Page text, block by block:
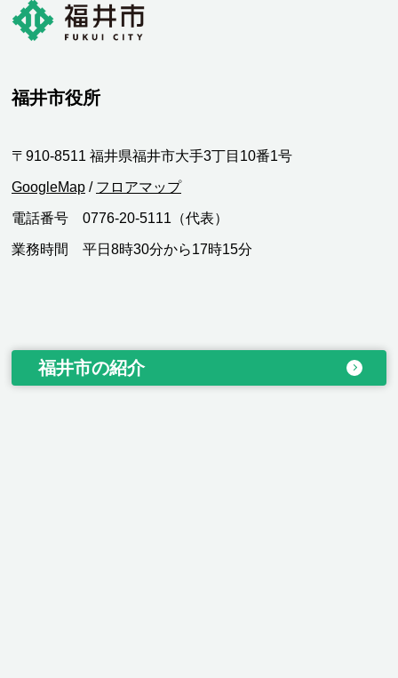
福井市役所
〒910-8511 福井県福井市大手3丁目10番1号
GoogleMap / フロアマップ
電話番号 0776-20-5111（代表）
業務時間 平日8時30分から17時15分
福井市の紹介